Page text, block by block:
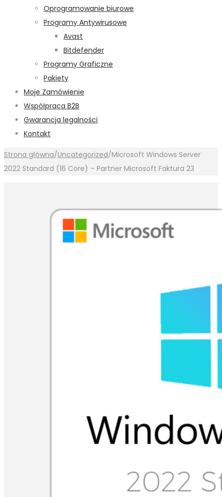
Oprogramowanie biurowe
Programy Antywirusowe
Avast
Bitdefender
Programy Graficzne
Pakiety
Moje Zamówienie
Współpraca B2B
Gwarancja legalności
Kontakt
Strona główna/Uncategorized/Microsoft Windows Server
2022 Standard (16 Core) – Partner Microsoft Faktura 23